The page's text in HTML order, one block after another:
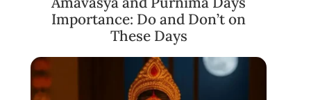
Importance: Do and Don’t on
These Days